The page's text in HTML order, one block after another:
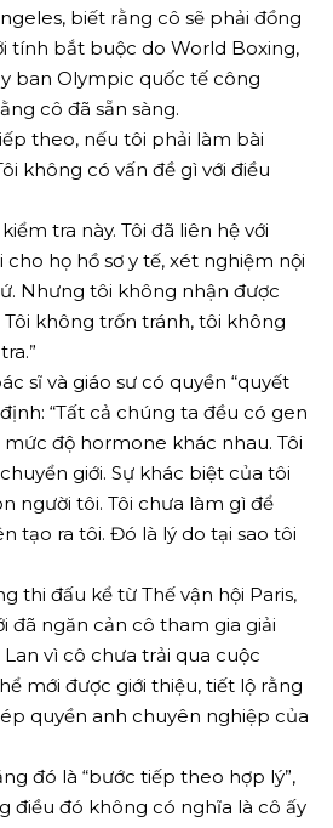
biết rằng cô sẽ phải đồng
tính bắt buộc do World Boxing,
ban Olympic quốc tế công
cô đã sẵn sàng.
theo, nếu tôi phải làm bài
không có vấn đề gì với điều
tra này. Tôi đã liên hệ với
họ hồ sơ y tế, xét nghiệm nội
Nhưng tôi không nhận được
không trốn tránh, tôi không
sĩ và giáo sư có quyền “quyết
“Tất cả chúng ta đều có gen
độ hormone khác nhau. Tôi
giới. Sự khác biệt của tôi
người tôi. Tôi chưa làm gì để
tạo ra tôi. Đó là lý do tại sao tôi
thi đấu kể từ Thế vận hội Paris,
đã ngăn cản cô tham gia giải
vì cô chưa trải qua cuộc
mới được giới thiệu, tiết lộ rằng
quyền anh chuyên nghiệp của
đó là “bước tiếp theo hợp lý”,
điều đó không có nghĩa là cô ấy